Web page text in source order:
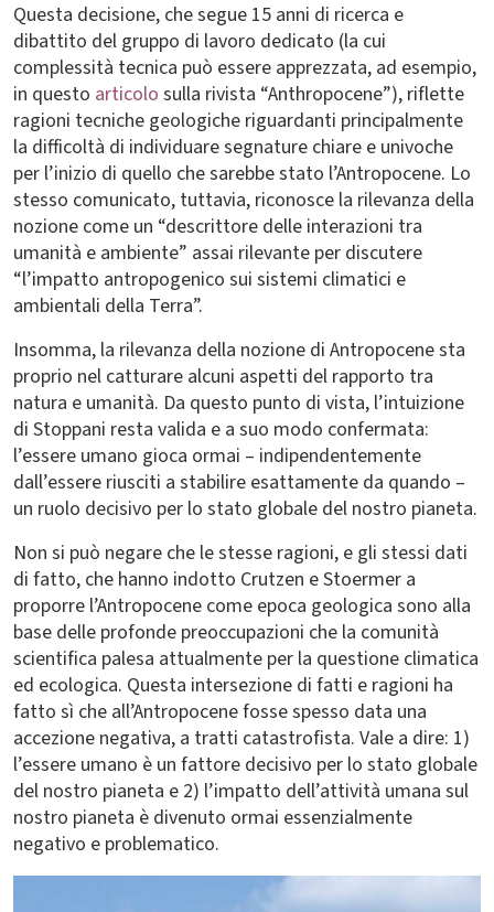
Questa decisione, che segue 15 anni di ricerca e
dibattito del gruppo di lavoro dedicato (la cui
complessità tecnica può essere apprezzata, ad esempio,
in questo articolo sulla rivista “Anthropocene”), riflette
ragioni tecniche geologiche riguardanti principalmente
la difficoltà di individuare segnature chiare e univoche
per l’inizio di quello che sarebbe stato l’Antropocene. Lo
stesso comunicato, tuttavia, riconosce la rilevanza della
nozione come un “descrittore delle interazioni tra
umanità e ambiente” assai rilevante per discutere
“l’impatto antropogenico sui sistemi climatici e
ambientali della Terra”.
Insomma, la rilevanza della nozione di Antropocene sta
proprio nel catturare alcuni aspetti del rapporto tra
natura e umanità. Da questo punto di vista, l’intuizione
di Stoppani resta valida e a suo modo confermata:
l’essere umano gioca ormai – indipendentemente
dall’essere riusciti a stabilire esattamente da quando –
un ruolo decisivo per lo stato globale del nostro pianeta.
Non si può negare che le stesse ragioni, e gli stessi dati
di fatto, che hanno indotto Crutzen e Stoermer a
proporre l’Antropocene come epoca geologica sono alla
base delle profonde preoccupazioni che la comunità
scientifica palesa attualmente per la questione climatica
ed ecologica. Questa intersezione di fatti e ragioni ha
fatto sì che all’Antropocene fosse spesso data una
accezione negativa, a tratti catastrofista. Vale a dire: 1)
l’essere umano è un fattore decisivo per lo stato globale
del nostro pianeta e 2) l’impatto dell’attività umana sul
nostro pianeta è divenuto ormai essenzialmente
negativo e problematico.